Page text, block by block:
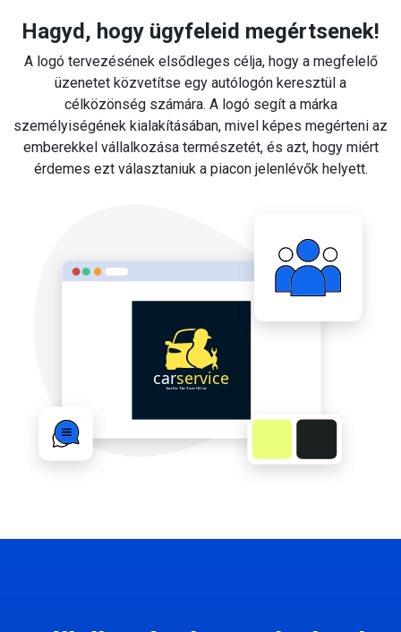
Hagyd, hogy ügyfeleid megértsenek!
A logó tervezésének elsődleges célja, hogy a megfelelő
üzenetet közvetítse egy autólogón keresztül a
célközönség számára. A logó segít a márka
személyiségének kialakításában, mivel képes megérteni az
emberekkel vállalkozása természetét, és azt, hogy miért
érdemes ezt választaniuk a piacon jelenlévők helyett.